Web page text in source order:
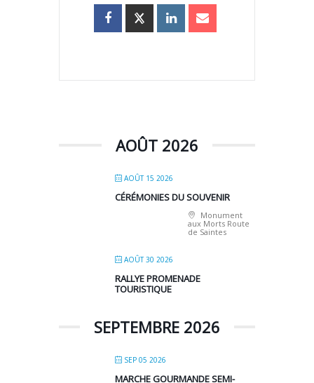
AOÛT 2026
AOÛT 15 2026
CÉRÉMONIES DU SOUVENIR
Monument
aux Morts Route
de Saintes
AOÛT 30 2026
RALLYE PROMENADE
TOURISTIQUE
SEPTEMBRE 2026
SEP 05 2026
MARCHE GOURMANDE SEMI-